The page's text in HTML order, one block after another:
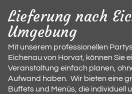
Lieferung nach
Umgebung
Mit unserem professionellen
Eichenau von Horvat, können Sie
Veranstaltung einfach planen,
Aufwand haben. Wir bieten eine
Buffets und Menüs, die individuell